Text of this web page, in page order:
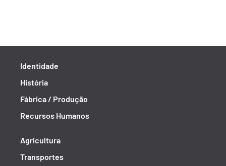
Identidade
História
Fábrica / Produção
Recursos Humanos
Agricultura
Transportes